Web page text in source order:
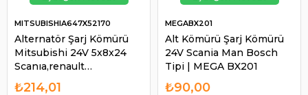
Alternatör Şarj Kömürü
Mitsubishi 24V 5x8x24
Scanıa,renault
TRUCK(CGF032141239
MITSUBISHIA647X52170
₺214,01
Alt Kömürü Şarj Kömürü
24V Scania Man Bosch
Tipi | MEGA BX201
MEGABX201
₺90,00